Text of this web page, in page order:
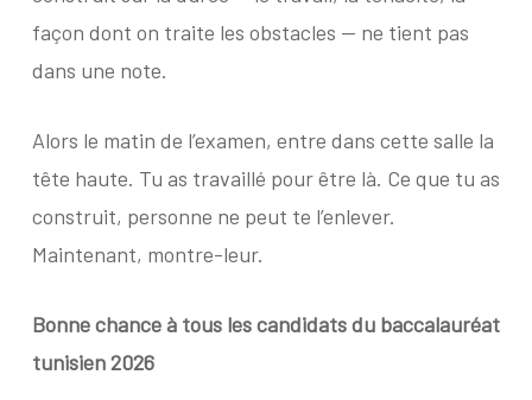
façon dont on traite les obstacles — ne tient pas
dans une note.
Alors le matin de l’examen, entre dans cette salle la
tête haute. Tu as travaillé pour être là. Ce que tu as
construit, personne ne peut te l’enlever.
Maintenant, montre-leur.
Bonne chance à tous les candidats du baccalauréat
tunisien 2026